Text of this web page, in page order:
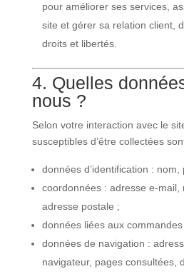
pour améliorer ses services,
site et gérer sa relation client,
droits et libertés.
4. Quelles
nous ?
Selon votre interaction avec le
susceptibles d’être collectées
données d’identification : nom,
coordonnées : adresse e-mail,
adresse postale ;
données liées aux
données de navigation :
navigateur, pages consultées,